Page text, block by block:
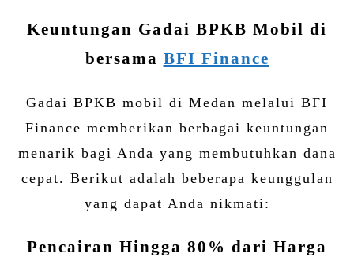
Keuntungan Gadai BPKB Mobil di
bersama BFI Finance
Gadai BPKB mobil di Medan melalui BFI
Finance memberikan berbagai keuntungan
menarik bagi Anda yang membutuhkan dana
cepat. Berikut adalah beberapa keunggulan
yang dapat Anda nikmati:
Pencairan Hingga 80% dari Harga